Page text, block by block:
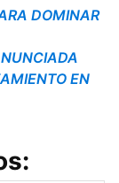
DOMINAR
EN